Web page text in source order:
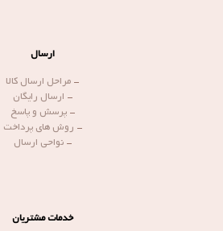
ارسال
- مراحل ارسال کالا
- ارسال رایگان
-پرسش و پاسخ
- روش های پرداخت
-نواحی ارسال
خدمات مشتریان